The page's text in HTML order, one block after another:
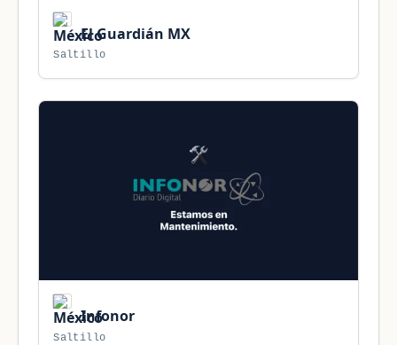
El Guardián MX
Saltillo
Infonor
Saltillo